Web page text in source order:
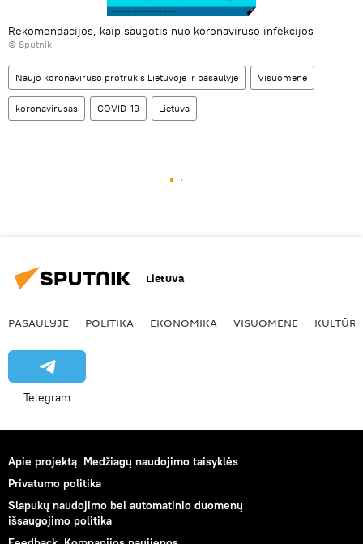
Rekomendacijos, kaip saugotis nuo koronaviruso infekcijos
© Sputnik
Naujo koronaviruso protrūkis Lietuvoje ir pasaulyje Visuomenė
koronavirusas COVID-19 Lietuva
Lietuva
PASAULYJE POLITIKA EKONOMIKA VISUOMENĖ KULTŪRA
Telegram
Apie projektą Medžiagų naudojimo taisyklės
Privatumo politika
Slapukų naudojimo bei automatinio duomenų
išsaugojimo politika